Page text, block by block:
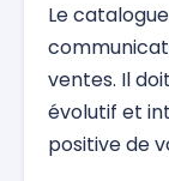
Le
ventes. Il
évolutif et
positive de